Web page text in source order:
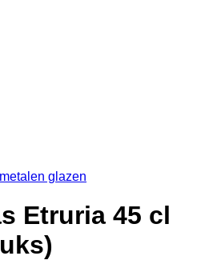
glazen
Etruria 45 cl